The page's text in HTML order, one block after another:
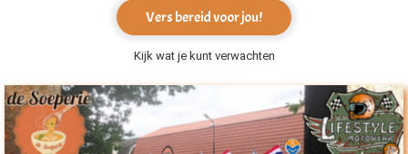
Vers bereid voor jou!
Kijk wat je kunt verwachten